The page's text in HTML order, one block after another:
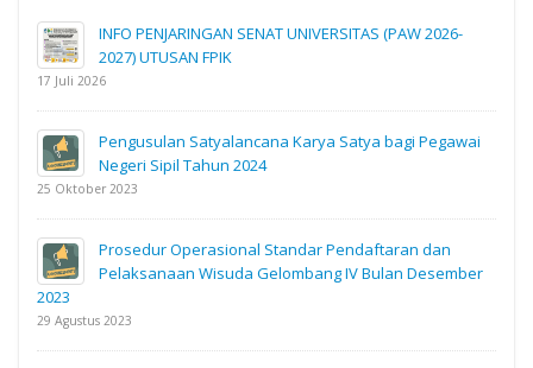
INFO PENJARINGAN SENAT UNIVERSITAS (PAW 2026-
2027) UTUSAN FPIK
17 Juli 2026
Pengusulan Satyalancana Karya Satya bagi Pegawai
Negeri Sipil Tahun 2024
25 Oktober 2023
Prosedur Operasional Standar Pendaftaran dan
Pelaksanaan Wisuda Gelombang IV Bulan Desember
2023
29 Agustus 2023